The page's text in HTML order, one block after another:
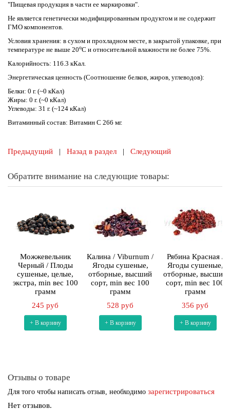
"Пищевая продукция в части ее маркировки".
Не является генетически модифицированным продуктом и не содержит
ГМО компонентов.
Условия хранения: в сухом и прохладном месте, в закрытой упаковке, при
температуре не выше 20оС и относительной влажности не более 75%.
Калорийность: 116.3 кКал.
Энергетическая ценность (Соотношение белков, жиров, углеводов):
Белки: 0 г. (~0 кКал)
Жиры: 0 г. (~0 кКал)
Углеводы: 31 г. (~124 кКал)
Витаминный состав: Витамин C 266 мг.
Предыдущий | Назад в раздел | Следующий
Обратите внимание на следующие товары:
Можжевельник
Черный / Плоды
сушеные, целые,
экстра, min вес 100
грамм
245 руб
+ В корзину
Калина / Viburnum /
Ягоды сушеные,
отборные, высший
сорт, min вес 100
грамм
528 руб
+ В корзину
Рябина Красная /
Ягоды сушеные,
отборные, высший
сорт, min вес 100
грамм
356 руб
+ В корзину
Отзывы о товаре
Для того чтобы написать отзыв, необходимо зарегистрироваться
Нет отзывов.